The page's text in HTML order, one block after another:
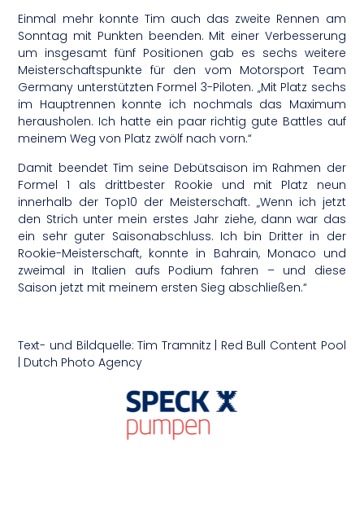
Einmal mehr konnte Tim auch das zweite Rennen am
Sonntag mit Punkten beenden. Mit einer Verbesserung
um insgesamt fünf Positionen gab es sechs weitere
Meisterschaftspunkte für den vom Motorsport Team
Germany unterstützten Formel 3-Piloten. „Mit Platz sechs
im Hauptrennen konnte ich nochmals das Maximum
herausholen. Ich hatte ein paar richtig gute Battles auf
meinem Weg von Platz zwölf nach vorn.“
Damit beendet Tim seine Debütsaison im Rahmen der
Formel 1 als drittbester Rookie und mit Platz neun
innerhalb der Top10 der Meisterschaft. „Wenn ich jetzt
den Strich unter mein erstes Jahr ziehe, dann war das
ein sehr guter Saisonabschluss. Ich bin Dritter in der
Rookie-Meisterschaft, konnte in Bahrain, Monaco und
zweimal in Italien aufs Podium fahren – und diese
Saison jetzt mit meinem ersten Sieg abschließen.“
Text- und Bildquelle: Tim Tramnitz | Red Bull Content Pool
| Dutch Photo Agency